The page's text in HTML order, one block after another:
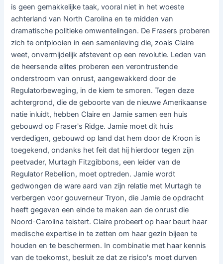
is geen gemakkelijke taak, vooral niet in het woeste
achterland van North Carolina en te midden van
dramatische politieke omwentelingen. De Frasers proberen
zich te ontplooien in een samenleving die, zoals Claire
weet, onvermijdelijk afstevent op een revolutie. Leden van
de heersende elites proberen een verontrustende
onderstroom van onrust, aangewakkerd door de
Regulatorbeweging, in de kiem te smoren. Tegen deze
achtergrond, die de geboorte van de nieuwe Amerikaanse
natie inluidt, hebben Claire en Jamie samen een huis
gebouwd op Fraser's Ridge. Jamie moet dit huis
verdedigen, gebouwd op land dat hem door de Kroon is
toegekend, ondanks het feit dat hij hierdoor tegen zijn
peetvader, Murtagh Fitzgibbons, een leider van de
Regulator Rebellion, moet optreden. Jamie wordt
gedwongen de ware aard van zijn relatie met Murtagh te
verbergen voor gouverneur Tryon, die Jamie de opdracht
heeft gegeven een einde te maken aan de onrust die
Noord-Carolina teistert. Claire probeert op haar beurt haar
medische expertise in te zetten om haar gezin bijeen te
houden en te beschermen. In combinatie met haar kennis
van de toekomst, besluit ze dat ze risico's moet durven